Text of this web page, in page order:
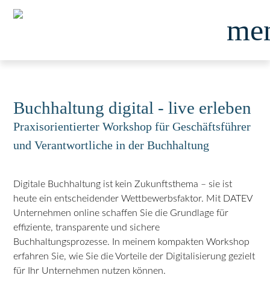
Buchhaltung digital - live erleben
Praxisorientierter Workshop für Geschäftsführer
und Verantwortliche in der Buchhaltung
Digitale Buchhaltung ist kein Zukunftsthema – sie ist
heute ein entscheidender Wettbewerbsfaktor. Mit DATEV
Unternehmen online schaffen Sie die Grundlage für
effiziente, transparente und sichere
Buchhaltungsprozesse. In meinem kompakten Workshop
erfahren Sie, wie Sie die Vorteile der Digitalisierung gezielt
für Ihr Unternehmen nutzen können.